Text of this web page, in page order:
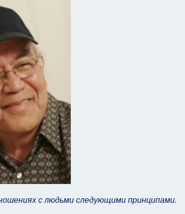
с людьми следующими принципами.